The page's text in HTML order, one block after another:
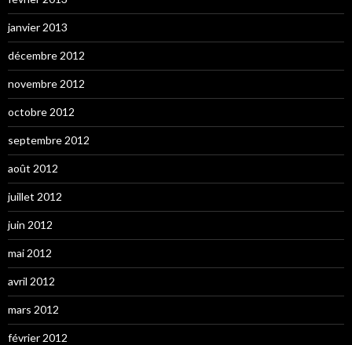
janvier 2013
décembre 2012
novembre 2012
octobre 2012
septembre 2012
août 2012
juillet 2012
juin 2012
mai 2012
avril 2012
mars 2012
février 2012